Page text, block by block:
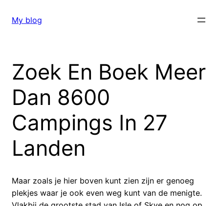
My blog
Zoek En Boek Meer
Dan 8600
Campings In 27
Landen
Maar zoals je hier boven kunt zien zijn er genoeg
plekjes waar je ook even weg kunt van de menigte.